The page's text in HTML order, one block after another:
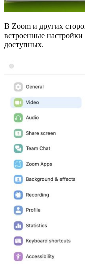
В Zoom и других
встроенные
доступных.